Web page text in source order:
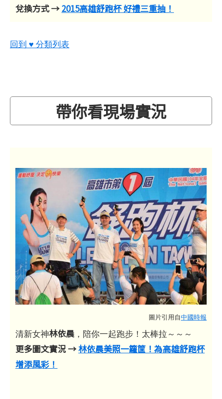
兌換方式 → 2015高雄舒跑杯 好禮三重抽！
回到 ♥ 分類列表
帶你看現場實況
圖片引用自中國時報
清新女神林依晨 ，陪你一起跑步！太棒拉～～～
更多圖文實況 →林依晨美照一籮筐！為高雄舒跑杯
增添風彩！